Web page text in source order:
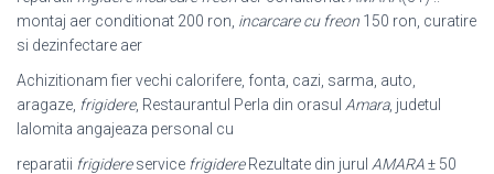
montaj aer conditionat 200 ron, incarcare cu freon 150 ron, curatire
si dezinfectare aer
Achizitionam fier vechi calorifere, fonta, cazi, sarma, auto,
aragaze, frigidere, Restaurantul Perla din orasul Amara, judetul
Ialomita angajeaza personal cu
reparatii frigidereservice frigidereRezultate din jurul AMARA± 50